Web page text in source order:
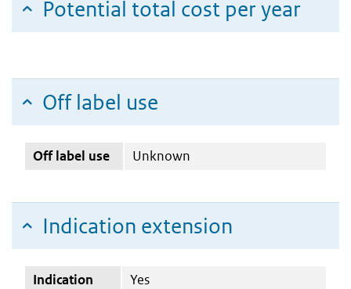
Potential total cost per year
Off label use
Off label use Unknown
Indication extension
Indication
Yes